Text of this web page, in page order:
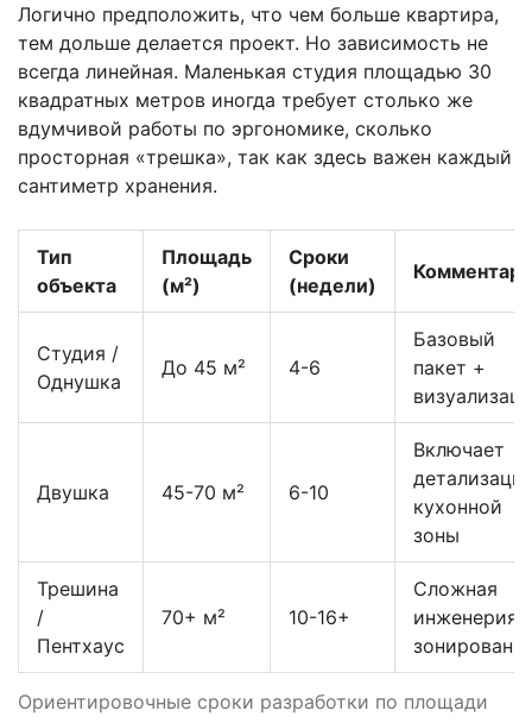
Логично предположить, что чем больше квартира,
тем дольше делается проект. Но зависимость не
всегда линейная. Маленькая студия площадью 30
квадратных метров иногда требует столько же
вдумчивой работы по эргономике, сколько
просторная «трешка», так как здесь важен каждый
сантиметр хранения.
Ориентировочные сроки разработки по площади
Тип
объекта
Площадь
(м²)
Сроки
(недели)
Студия /
Однушка
До 45 м² 4-6
Базовый
пакет +
Двушка 45-70 м² 6-10
Включает
кухонной
зоны
Трешина
/
Пентхаус
70+ м² 10-16+
Сложная
инженерия